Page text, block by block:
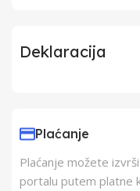
Deklaracija
Plaćanje
Plaćanje možete
portalu putem platne